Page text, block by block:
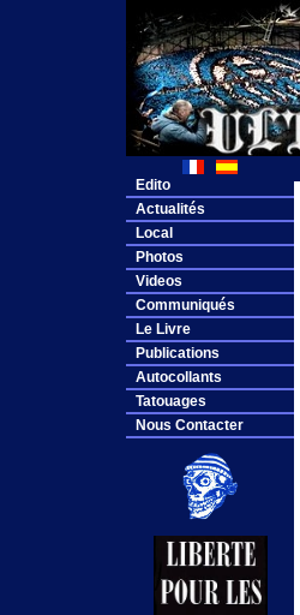
Edito
Actualités
Local
Photos
Videos
Communiqués
Le Livre
Publications
Autocollants
Tatouages
Nous Contacter